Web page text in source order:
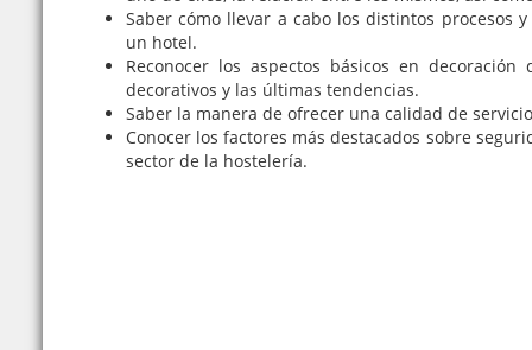
Saber cómo llevar a cabo los distintos procesos
un hotel.
Reconocer los aspectos básicos en
decorativos y las últimas tendencias.
Saber la manera de ofrecer una calidad de
Conocer los factores más destacados sobre
sector de la hostelería.